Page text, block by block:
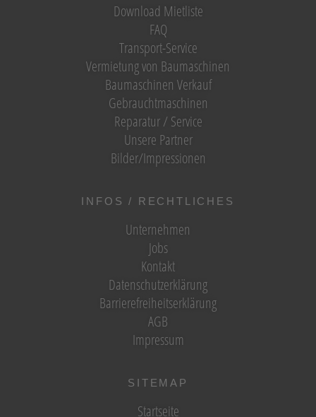
Download Mietliste
FAQ
Transport-Service
Vermietung von Baumaschinen
Baumaschinen Verkauf
Gebrauchtmaschinen
Reparatur / Service
Unsere Partner
Bilder/Impressionen
INFOS / RECHTLICHES
Unternehmen
Jobs
Kontakt
Datenschutzerklärung
Barrierefreiheitserklärung
AGB
Impressum
SITEMAP
Startseite